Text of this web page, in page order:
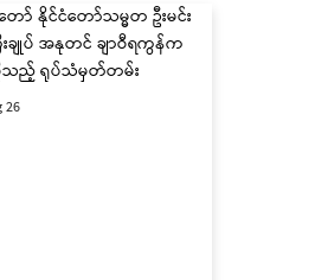
ာ် နိုင်ငံတော်သမ္မတ ဦးမင်း
ချုပ် အနုတင် ချာဝီရကွန်က
သည့် ရုပ်သံမှတ်တမ်း
26